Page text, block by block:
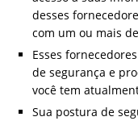
desses
com um ou mais
Esses
de segurança e
você tem
Sua postura de